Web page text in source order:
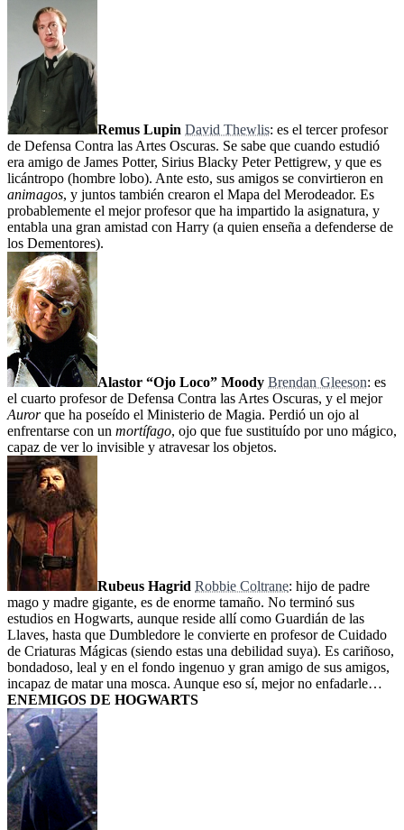
Remus Lupin David Thewlis: es el tercer profesor
de Defensa Contra las Artes Oscuras. Se sabe que cuando estudió
era amigo de James Potter, Sirius Blacky Peter Pettigrew, y que es
licántropo (hombre lobo). Ante esto, sus amigos se convirtieron en
animagos, y juntos también crearon el Mapa del Merodeador. Es
probablemente el mejor profesor que ha impartido la asignatura, y
entabla una gran amistad con Harry (a quien enseña a defenderse de
los Dementores).
Alastor “Ojo Loco” Moody Brendan Gleeson: es
el cuarto profesor de Defensa Contra las Artes Oscuras, y el mejor
Aurorque ha poseído el Ministerio de Magia. Perdió un ojo al
enfrentarse con un mortífago, ojo que fue sustituído por uno mágico,
capaz de ver lo invisible y atravesar los objetos.
Rubeus Hagrid Robbie Coltrane: hijo de padre
mago y madre gigante, es de enorme tamaño. No terminó sus
estudios en Hogwarts, aunque reside allí como Guardián de las
Llaves, hasta que Dumbledore le convierte en profesor de Cuidado
de Criaturas Mágicas (siendo estas una debilidad suya). Es cariñoso,
bondadoso, leal y en el fondo ingenuo y gran amigo de sus amigos,
incapaz de matar una mosca. Aunque eso sí, mejor no enfadarle…
ENEMIGOS DE HOGWARTS